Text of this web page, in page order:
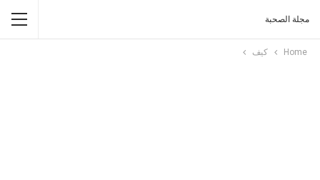
مجلة الصحبة
Home كيف